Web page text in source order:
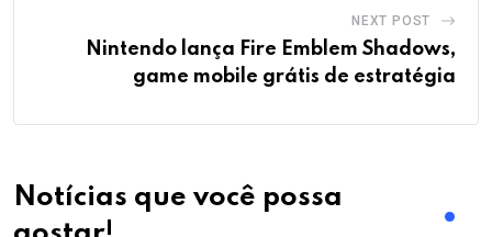
NEXT POST
Nintendo lança Fire Emblem Shadows,
game mobile grátis de estratégia
Notícias que você possa